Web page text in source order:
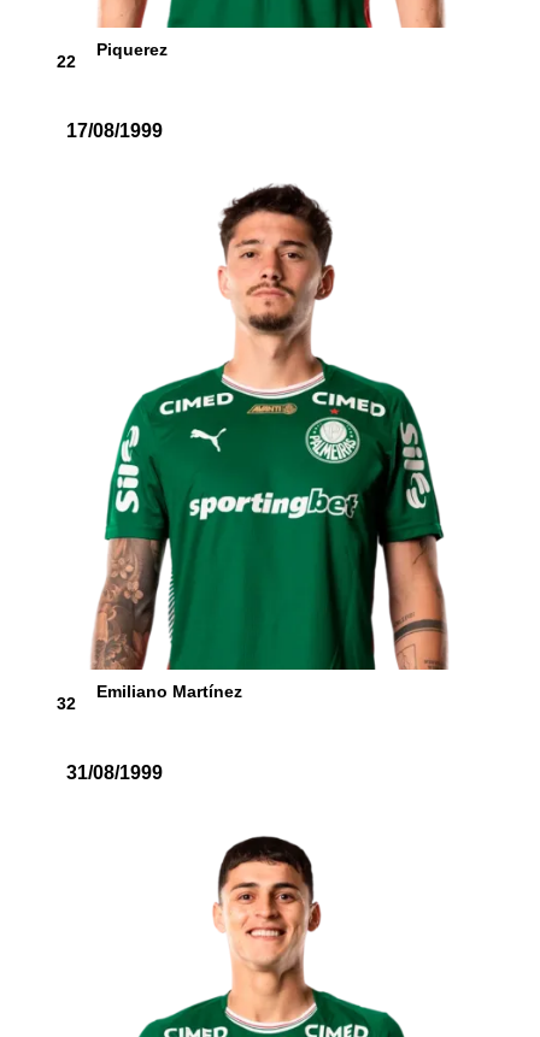
22
Piquerez
17/08/1999
32
Emiliano Martínez
31/08/1999